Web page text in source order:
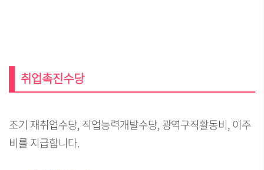
취업촉진수당
조기 재취업수당, 직업능력개발수당, 광역구직활동비, 이주
비를 지급합니다.